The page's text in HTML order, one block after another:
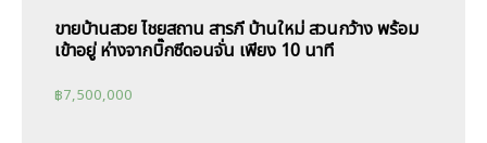
ขายบ้านสวย ไชยสถาน สารภี บ้านใหม่ สวนกว้าง พร้อม
เข้าอยู่ ห่างจากบิ๊กซีดอนจั่น เพียง 10 นาที
฿7,500,000